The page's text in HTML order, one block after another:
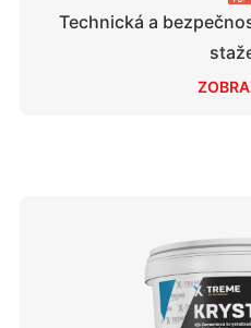
Technická a